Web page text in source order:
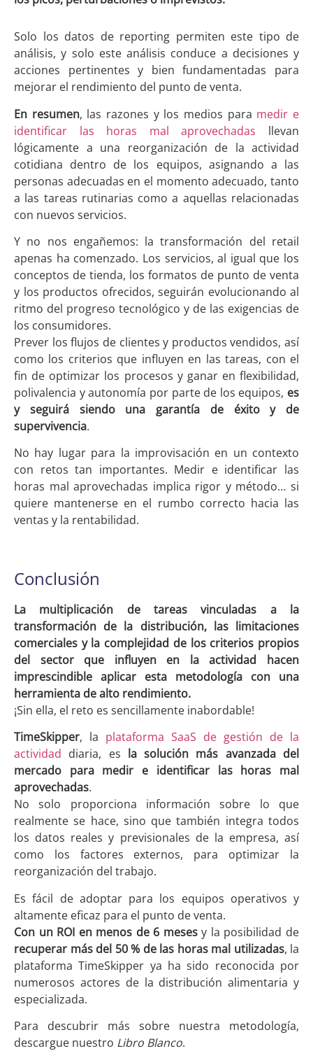
Solo los datos de reporting permiten este tipo de
análisis, y solo este análisis conduce a decisiones y
acciones pertinentes y bien fundamentadas para
mejorar el rendimiento del punto de venta.
En resumen, las razones y los medios para medir e
identificar las horas mal aprovechadas llevan
lógicamente a una reorganización de la actividad
cotidiana dentro de los equipos, asignando a las
personas adecuadas en el momento adecuado, tanto
a las tareas rutinarias como a aquellas relacionadas
con nuevos servicios.
Y no nos engañemos: la transformación del retail
apenas ha comenzado. Los servicios, al igual que los
conceptos de tienda, los formatos de punto de venta
y los productos ofrecidos, seguirán evolucionando al
ritmo del progreso tecnológico y de las exigencias de
los consumidores.
Prever los flujos de clientes y productos vendidos, así
como los criterios que influyen en las tareas, con el
fin de optimizar los procesos y ganar en flexibilidad,
polivalencia y autonomía por parte de los equipos, es
y seguirá siendo una garantía de éxito y de
supervivencia.
No hay lugar para la improvisación en un contexto
con retos tan importantes. Medir e identificar las
horas mal aprovechadas implica rigor y método… si
quiere mantenerse en el rumbo correcto hacia las
ventas y la rentabilidad.
Conclusión
La multiplicación de tareas vinculadas a la
transformación de la distribución, las limitaciones
comerciales y la complejidad de los criterios propios
del sector que influyen en la actividad hacen
imprescindible aplicar esta metodología con una
herramienta de alto rendimiento.
¡Sin ella, el reto es sencillamente inabordable!
TimeSkipper, la plataforma SaaS de gestión de la
actividad diaria, es la solución más avanzada del
mercado para medir e identificar las horas mal
aprovechadas.
No solo proporciona información sobre lo que
realmente se hace, sino que también integra todos
los datos reales y previsionales de la empresa, así
como los factores externos, para optimizar la
reorganización del trabajo.
Es fácil de adoptar para los equipos operativos y
altamente eficaz para el punto de venta.
Con un ROI en menos de 6 mesesy la posibilidad de
recuperar más del 50 % de las horas mal utilizadas, la
plataforma TimeSkipper ya ha sido reconocida por
numerosos actores de la distribución alimentaria y
especializada.
Para descubrir más sobre nuestra metodología,
descargue nuestro Libro Blanco.